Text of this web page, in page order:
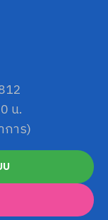
น.
าร)
บ